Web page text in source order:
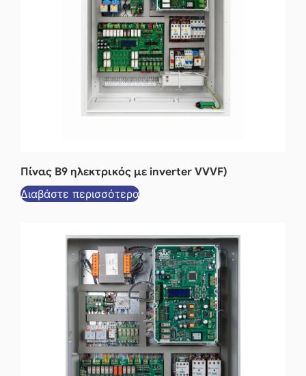
Πίνας Β9 ηλεκτρικός με inverter VVVF)
Διαβάστε περισσότερα